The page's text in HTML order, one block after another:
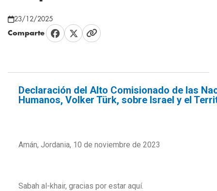
23/12/2025
Comparte
Declaración del Alto Comisionado de las
Humanos, Volker Türk, sobre Israel y el
Amán, Jordania, 10 de noviembre de 2023
Sabah al-khair, gracias por estar aquí.